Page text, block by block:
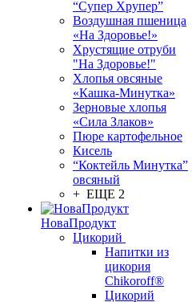
“Супер Хрупер”
Воздушная пшеница
«На Здоровье!»
Хрустящие отруби
"На Здоровье!"
Хлопья овсяные
«Кашка-Минутка»
Зерновые хлопья
«Сила Злаков»
Пюре картофельное
Кисель
“Коктейль Минутка”
овсяный
+ ЕЩЕ 2
НоваПродукт
Цикорий
Напитки из
цикория
Chikoroff®
Цикорий